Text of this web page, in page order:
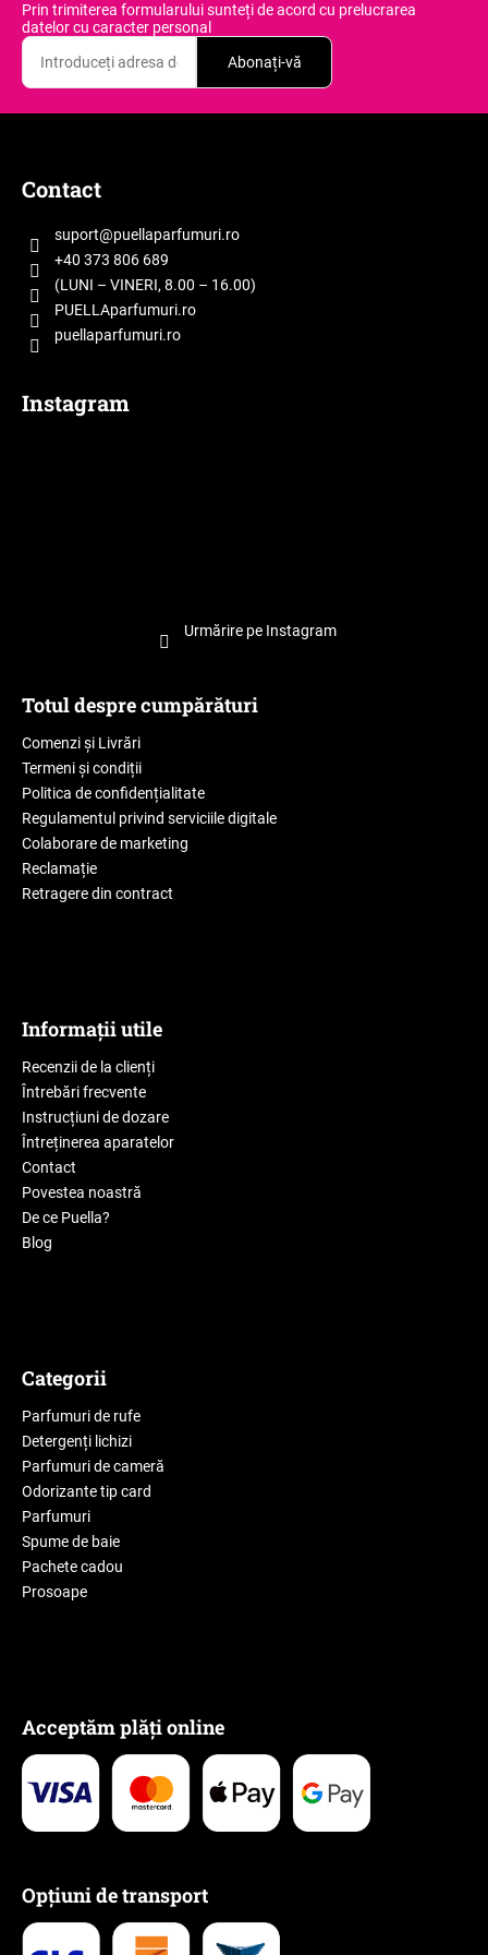
V
ă
c
m
a
n
d
ă
m
Prin trimiterea formularului sunteți de acord cu prelucrarea
datelor cu caracter personal
Abonați-vă
Contact
suport@puellaparfumuri.ro
+40 373 806 689
(LUNI – VINERI, 8.00 – 16.00)
PUELLAparfumuri.ro
puellaparfumuri.ro
Instagram
Urmărire pe Instagram
Totul despre cumpărături
Comenzi și Livrări
Termeni și condiții
Politica de confidențialitate
Regulamentul privind serviciile digitale
Colaborare de marketing
Reclamație
Retragere din contract
Informații utile
Recenzii de la clienți
Întrebări frecvente
Instrucțiuni de dozare
Întreținerea aparatelor
Contact
Povestea noastră
De ce Puella?
Blog
Categorii
Parfumuri de rufe
Detergenți lichizi
Parfumuri de cameră
Odorizante tip card
Parfumuri
Spume de baie
Pachete cadou
Prosoape
Acceptăm plăți online
Opțiuni de transport